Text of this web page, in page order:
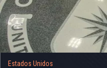
Estados Unidos